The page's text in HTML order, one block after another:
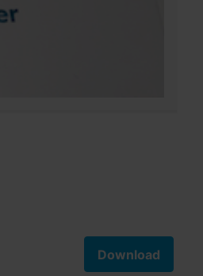
Download